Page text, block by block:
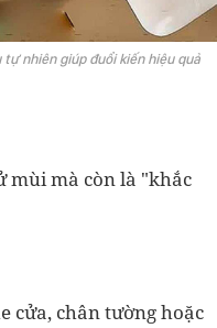
nhiên giúp đuổi kiến hiệu quả
mùi mà còn là "khắc
cửa, chân tường hoặc